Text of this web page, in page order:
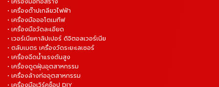
• เครื่องต๊าปเกลียวไฟฟ้า
• เครื่องมือออโตเมทีฟ
• เครื่องมือวัดละเอียด
• เวอร์เนียคาลิปเปอร์ ดิจิตอลเวอร์เนีย
• ตลับเมตร เครื่องวัดระยะเลเซอร์
• เครื่องฉีดน้ำแรงดันสูง
• เครื่องดูดฝุ่นอุตสาหกรรม
• เครื่องล้างท่ออุตสาหกรรม